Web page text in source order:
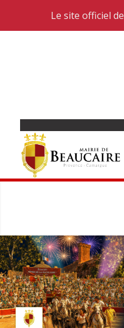
Le site officiel